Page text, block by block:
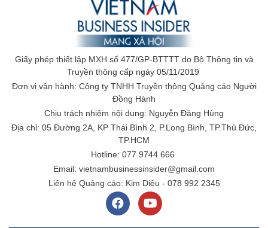
Giấy phép thiết lập MXH số 477/GP-BTTTT do Bộ Thông tin và
Truyền thông cấp ngày 05/11/2019
Đơn vị vận hành: Công ty TNHH Truyền thông Quảng cáo Người
Đồng Hành
Chịu trách nhiệm nội dung: Nguyễn Đăng Hùng
Địa chỉ: 05 Đường 2A, KP Thái Bình 2, P.Long Bình, TP.Thủ Đức,
TP.HCM
Hotline: 077 9744 666
Email: vietnambusinessinsider@gmail.com
Liên hệ Quảng cáo: Kim Diệu - 078 992 2345